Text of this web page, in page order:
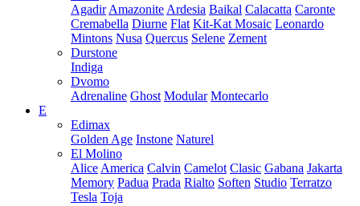
Agadir Amazonite Ardesia Baikal Calacatta Caronte
Cremabella Diurne Flat Kit-Kat Mosaic Leonardo
Mintons Nusa Quercus Selene Zement
Durstone
Indiga
Dvomo
Adrenaline Ghost Modular Montecarlo
E
Edimax
Golden Age Instone Naturel
El Molino
Alice America Calvin Camelot Clasic Gabana Jakarta
Memory Padua Prada Rialto Soften Studio Terratzo
Tesla Toja